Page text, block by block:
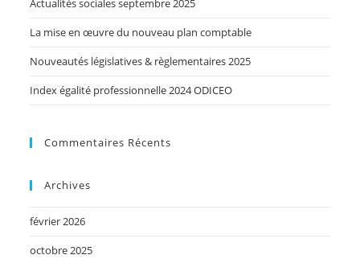
Actualités sociales septembre 2025
La mise en œuvre du nouveau plan comptable
Nouveautés législatives & règlementaires 2025
Index égalité professionnelle 2024 ODICEO
Commentaires Récents
Archives
février 2026
octobre 2025